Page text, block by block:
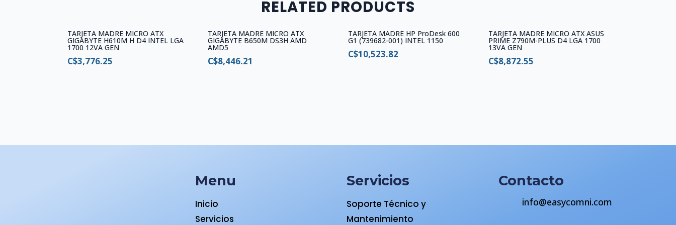
RELATED PRODUCTS
TARJETA MADRE MICRO ATX
GIGABYTE H610M H D4 INTEL LGA
1700 12VA GEN
C$3,776.25
TARJETA MADRE MICRO ATX
GIGABYTE B650M DS3H AMD
AMD5
C$8,446.21
TARJETA MADRE HP ProDesk 600
G1 (739682-001) INTEL 1150
C$10,523.82
TARJETA MADRE MICRO ATX ASUS
PRIME Z790M-PLUS D4 LGA 1700
13VA GEN
C$8,872.55
Menu
Inicio
Servicios
Servicios
Soporte Técnico y
Mantenimiento
Contacto
info@easycomni.com